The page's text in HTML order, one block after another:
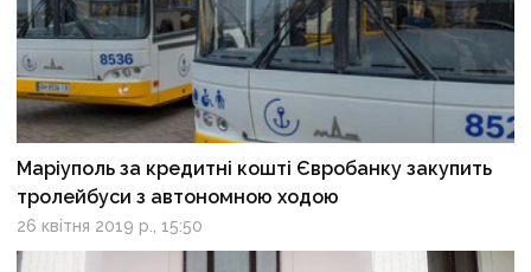
Маріуполь за кредитні кошті Євробанку закупить
тролейбуси з автономною ходою
26 квітня 2019 р., 15:50